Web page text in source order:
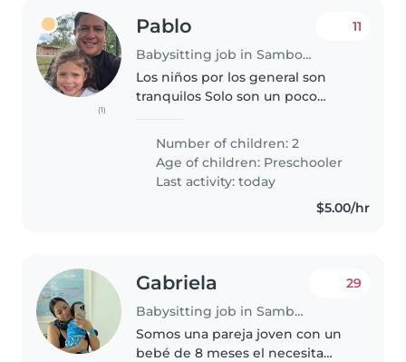
(1)
Pablo
Babysitting job in Samborondón
11
Los niños por los general son
tranquilos Solo son un poco
cosas nuevas De nuestra parte
como padres estaremos atentos
a cualquier requerimiento que..
Number of children: 2
Age of children: Preschooler
Last activity: today
$5.00/hr
Gabriela
Babysitting job in Samborondón
29
Somos una pareja joven con un
bebé de 8 meses el necesita